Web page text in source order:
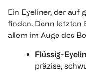
Ein Eyeliner, der auf
finden. Denn letzten
allem im Auge des
Flüssig-
präzise,